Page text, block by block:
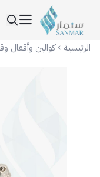
سنمار Sanmar
الرئيسية كوالين وأقفال